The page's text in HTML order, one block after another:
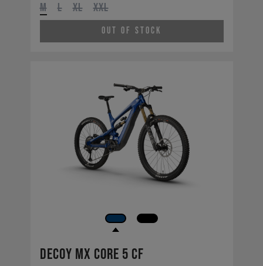
M L XL XXL
Out of Stock
Decoy MX CORE 5 CF